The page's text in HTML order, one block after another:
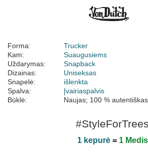
Forma:
Trucker
Kam:
Suaugusiems
Uždarymas:
Snapback
Dizainas:
Uniseksas
Snapelė:
išlenkta
Spalva:
Įvairiaspalvis
Būklė:
Naujas; 100 % autentiškas
#StyleForTrees
1 kepurė= 1 Medis